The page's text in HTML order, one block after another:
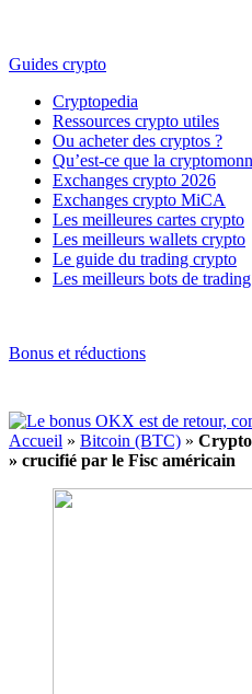
Guides crypto
Cryptopedia
Ressources crypto utiles
Ou acheter des cryptos ?
Qu’est-ce que la
Exchanges crypto 2026
Exchanges crypto MiCA
Les meilleures cartes crypto
Les meilleurs wallets crypto
Le guide du trading crypto
Les meilleurs bots de trading
Bonus et réductions
Accueil » Bitcoin (BTC) » Crypto
» crucifié par le Fisc américain